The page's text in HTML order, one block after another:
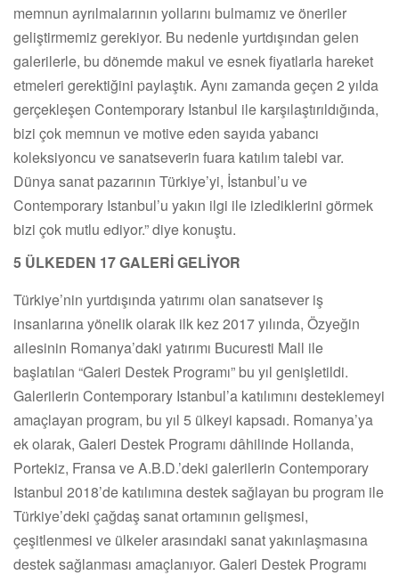
memnun ayrılmalarının yollarını bulmamız ve öneriler
geliştirmemiz gerekiyor. Bu nedenle yurtdışından gelen
galerilerle, bu dönemde makul ve esnek fiyatlarla hareket
etmeleri gerektiğini paylaştık. Aynı zamanda geçen 2 yılda
gerçekleşen Contemporary Istanbul ile karşılaştırıldığında,
bizi çok memnun ve motive eden sayıda yabancı
koleksiyoncu ve sanatseverin fuara katılım talebi var.
Dünya sanat pazarının Türkiye’yi, İstanbul’u ve
Contemporary Istanbul’u yakın ilgi ile izlediklerini görmek
bizi çok mutlu ediyor.” diye konuştu.
5 ÜLKEDEN 17 GALERİ GELİYOR
Türkiye’nin yurtdışında yatırımı olan sanatsever iş
insanlarına yönelik olarak ilk kez 2017 yılında, Özyeğin
ailesinin Romanya’daki yatırımı Bucuresti Mall ile
başlatılan “Galeri Destek Programı” bu yıl genişletildi.
Galerilerin Contemporary Istanbul’a katılımını desteklemeyi
amaçlayan program, bu yıl 5 ülkeyi kapsadı. Romanya’ya
ek olarak, Galeri Destek Programı dâhilinde Hollanda,
Portekiz, Fransa ve A.B.D.’deki galerilerin Contemporary
Istanbul 2018’de katılımına destek sağlayan bu program ile
Türkiye’deki çağdaş sanat ortamının gelişmesi,
çeşitlenmesi ve ülkeler arasındaki sanat yakınlaşmasına
destek sağlanması amaçlanıyor. Galeri Destek Programı